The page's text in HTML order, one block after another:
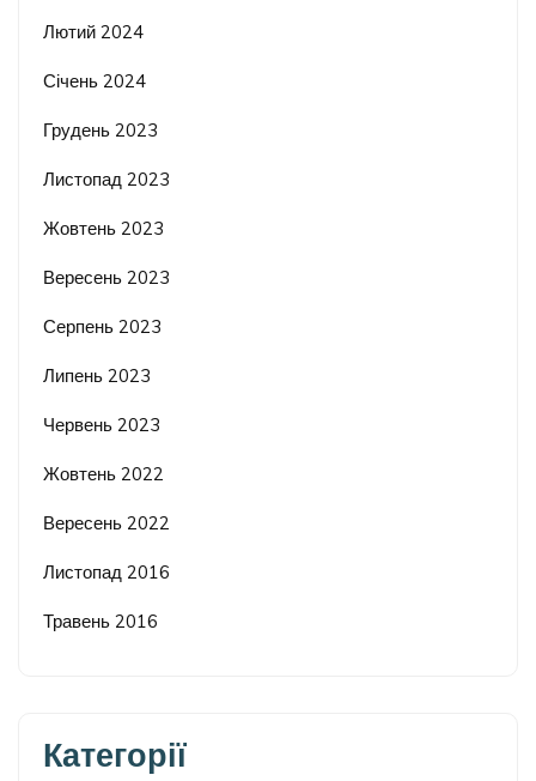
Лютий 2024
Січень 2024
Грудень 2023
Листопад 2023
Жовтень 2023
Вересень 2023
Серпень 2023
Липень 2023
Червень 2023
Жовтень 2022
Вересень 2022
Листопад 2016
Травень 2016
Категорії